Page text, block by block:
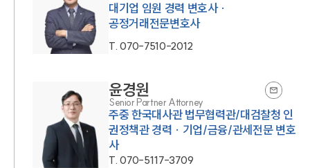
대기업 임원 경력 변호사 ·
공정거래전문변호사
T.070-7510-2012
윤경원
Senior Partner Attorney
주중 한국대사관 법무협력관/대검찰청 인
권정책관 경력 · 기업/금융/관세전문 변호
사
T.070-5117-3709